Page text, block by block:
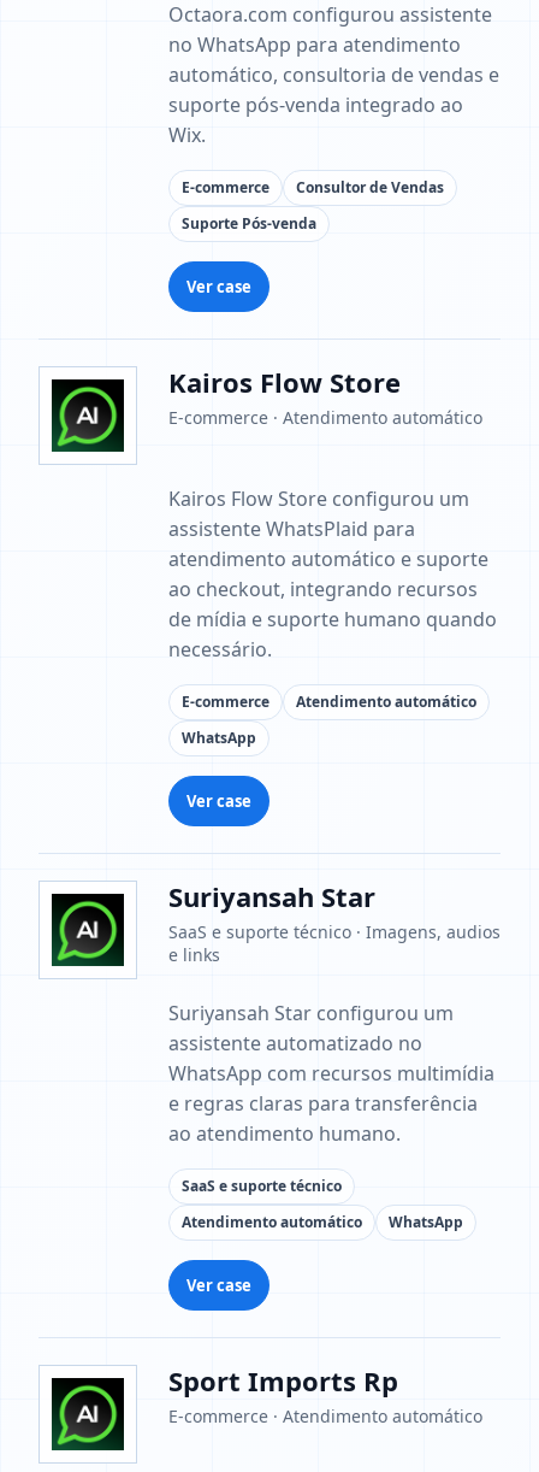
Octaora.com configurou assistente
no WhatsApp para atendimento
automático, consultoria de vendas e
suporte pós-venda integrado ao
Wix.
E-commerce
Consultor de Vendas
Suporte Pós-venda
Ver case
Kairos Flow Store
E-commerce · Atendimento automático
Kairos Flow Store configurou um
assistente WhatsPlaid para
atendimento automático e suporte
ao checkout, integrando recursos
de mídia e suporte humano quando
necessário.
E-commerce
Atendimento automático
WhatsApp
Ver case
Suriyansah Star
SaaS e suporte técnico · Imagens, audios
e links
Suriyansah Star configurou um
assistente automatizado no
WhatsApp com recursos multimídia
e regras claras para transferência
ao atendimento humano.
SaaS e suporte técnico
Atendimento automático
WhatsApp
Ver case
Sport Imports Rp
E-commerce · Atendimento automático